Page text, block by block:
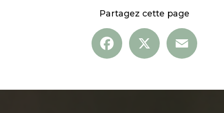
Partagez cette page
Facebook